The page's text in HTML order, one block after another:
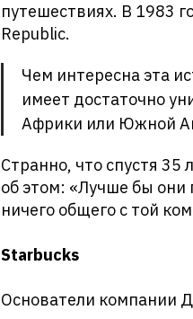
путешествиях. В 1983
Republic.
Чем интересна эта
имеет достаточно
Африки или Южной
Странно, что спустя 35
об этом: «Лучше бы они
ничего общего с той
Starbucks
Основатели компании